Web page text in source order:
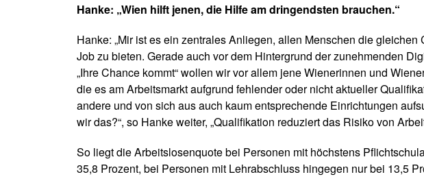
Hanke: „Wien hilft jenen, die Hilfe am dringendsten brauchen.“
Hanke: „Mir ist es ein zentrales Anliegen, allen Menschen die
Job zu bieten. Gerade auch vor dem Hintergrund der zunehmenden
„Ihre Chance kommt“ wollen wir vor allem jene Wienerinnen und
die es am Arbeitsmarkt aufgrund fehlender oder nicht aktueller
andere und von sich aus auch kaum entsprechende Einrichtungen
wir das?“, so Hanke weiter, „Qualifikation reduziert das Risiko von
So liegt die Arbeitslosenquote bei Personen mit höchstens
35,8 Prozent, bei Personen mit Lehrabschluss hingegen nur bei 13,5